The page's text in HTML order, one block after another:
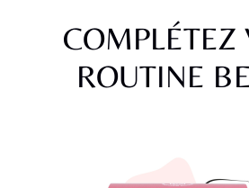
COMPLÉTEZ
ROUTINE